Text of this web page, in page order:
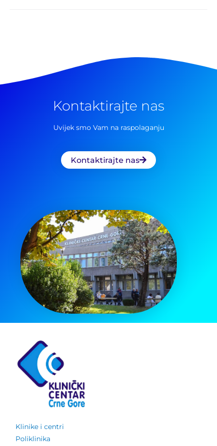
Kontaktirajte nas
Uvijek smo Vam na raspolaganju
Kontaktirajte nas
Klinike i centri
Poliklinika